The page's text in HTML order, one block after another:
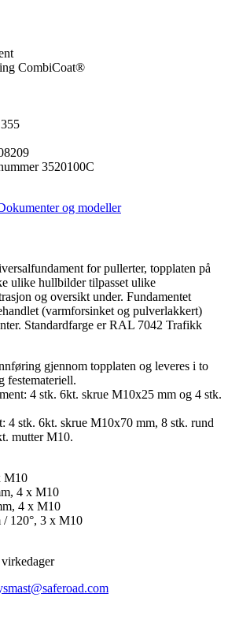
CombiCoat®
3520100C
og modeller
for pullerter, topplaten på
ulike hullbilder tilpasset ulike
og oversikt under. Fundamentet
(varmforsinket og pulverlakkert)
Standardfarge er RAL 7042 Trafikk
gjennom topplaten og leveres i to
festemateriell.
4 stk. 6kt. skrue M10x25 mm og 4 stk.
4 stk. 6kt. skrue M10x70 mm, 8 stk. rund
mutter M10.
M10
4 x M10
4 x M10
120°, 3 x M10